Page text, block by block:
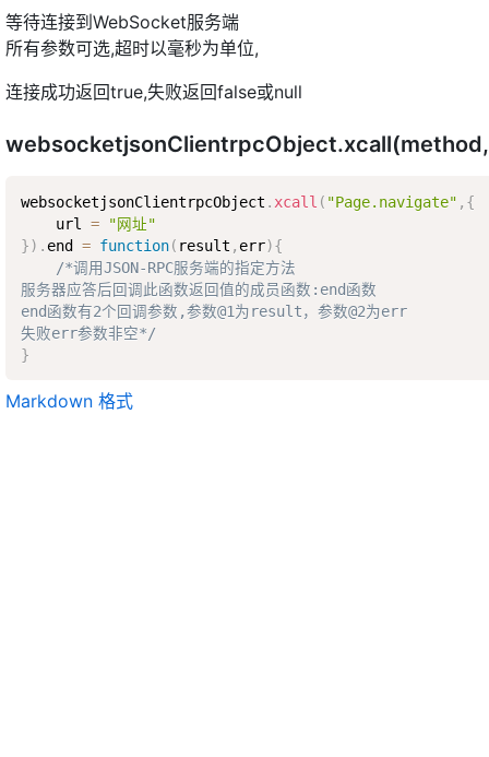
等待连接到WebSocket服务端
所有参数可选,超时以毫秒为单位,
连接成功返回true,失败返回false或null
websocketjsonClientrpcObject . xcall ( "Page.navigate" , {
    url
=
"网址"
}) . end = function( result , err){
/*调用JSON-RPC服务端的指定方法
服务器应答后回调此函数返回值的成员函数:end函数
end函数有2个回调参数,参数@1为result，参数@2为err
失败err参数非空*/
}
Markdown 格式